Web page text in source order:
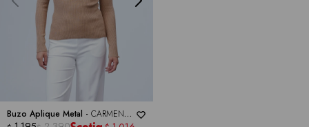
Buzo Aplique Metal - CARMEN
marcas